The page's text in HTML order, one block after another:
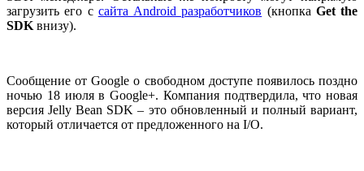
загрузить его с сайта Android разработчиков (кнопка Get the
SDK внизу).
Сообщение от Google о свободном доступе появилось поздно
ночью 18 июля в Google+. Компания подтвердила, что новая
версия Jelly Bean SDK – это обновленный и полный вариант,
который отличается от предложенного на I/O.